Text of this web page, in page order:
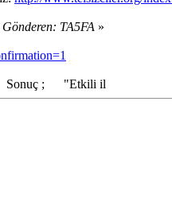
TA5FA »
; "Etkili il